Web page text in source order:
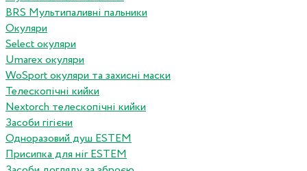
BRS Мультипаливні пальники
Окуляри
Select окуляри
Umarex окуляри
WoSport окуляри та захисні маски
Телескопічні кийки
Nextorch телескопічні кийки
Засоби гігієни
Одноразовий душ ESTEM
Присипка для ніг ESTEM